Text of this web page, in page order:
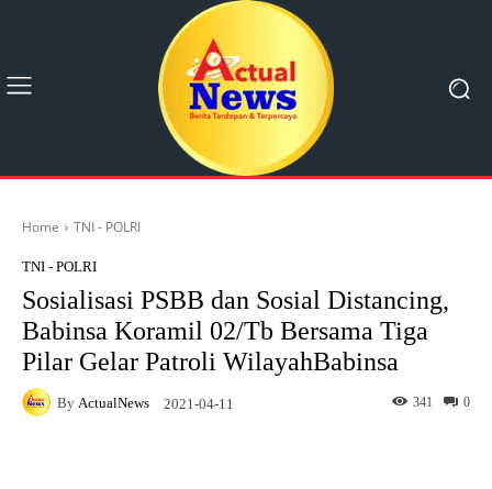
Home TNI - POLRI
TNI - POLRI
Sosialisasi PSBB dan Sosial Distancing,
Babinsa Koramil 02/Tb Bersama Tiga
Pilar Gelar Patroli WilayahBabinsa
By ActualNews 2021-04-11 0
341